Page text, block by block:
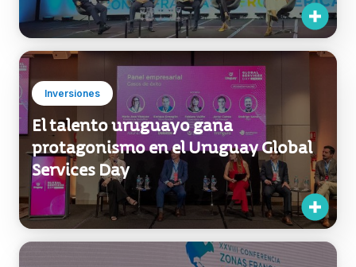
El talento uruguayo gana
protagonismo en el Uruguay Global
Services Day
Inversiones
Uruguay reafirmó su liderazgo
regional en la XXVIII Conferencia de
Zonas Francas de Iberoamérica